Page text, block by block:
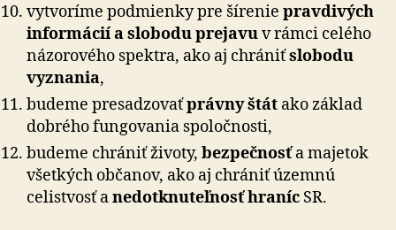
vytvoríme podmienky pre šírenie pravdivých
informácií a slobodu prejavuv rámci celého
názorového spektra, ako aj chrániťslobodu
vyznania,
budeme presadzovaťprávny štát ako základ
dobrého fungovania spoločnosti,
budeme chrániť životy, bezpečnosťa majetok
všetkých občanov, ako aj chrániť územnú
celistvosť anedotknuteľnosť hraníc SR.